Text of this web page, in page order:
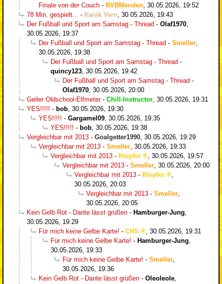
Finale von der Couch - BVBMenden 30.05.2026, 19:52
78 Min. gespielt...
- Karak Varn 30.05.2026, 19:43
Der Fußball und Sport am Samstag - Thread - Olaf1970
30.05.2026, 19:37
Der Fußball und Sport am Samstag - Thread - Smeller
30.05.2026, 19:38
Der Fußball und Sport am Samstag - Thread -
quincy123 30.05.2026, 19:42
Der Fußball und Sport am Samstag - Thread -
Olaf1970 30.05.2026, 20:00
Geiler Oldschool-Elfmeter- Chill-Instructor 30.05.2026, 19:31
YES!!!!! - bob 30.05.2026, 19:30
YES!!!!! - Gargamel09 30.05.2026, 19:35
YES!!!!! - bob 30.05.2026, 19:38
Vergleichbar mit 2013 - Goalgetter1990 30.05.2026, 19:29
Vergleichbar mit 2013 - Smeller 30.05.2026, 19:33
Vergleichbar mit 2013 - Klopfer
30.05.2026, 19:57
Vergleichbar mit 2013 - Smeller 30.05.2026, 20:00
Vergleichbar mit 2013 - Klopfer
30.05.2026, 20:03
Vergleichbar mit 2013 - Smeller
30.05.2026, 20:05
Kein Gelb Rot - Dante lässt grüßen - Hamburger-Jung
30.05.2026, 19:29
Für mich keine Gelbe Karte! - CHS
30.05.2026, 19:31
Für mich keine Gelbe Karte! - Hamburger-Jung
30.05.2026, 19:33
Für mich keine Gelbe Karte! - Smeller
30.05.2026, 19:36
Kein Gelb Rot - Dante lässt grüßen - Oleoleole